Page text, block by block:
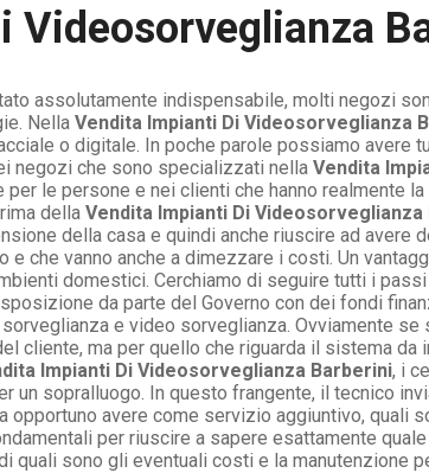
Videosorveglianza
assolutamente indispensabile, molti negozi
Nella Vendita Impianti Di Videosorveglianza
o digitale. In poche parole possiamo avere
negozi che sono specializzati nella Vendita
le persone e nei clienti che hanno realmente
della Vendita Impianti Di Videosorveglianza
della casa e quindi anche riuscire ad avere
che vanno anche a dimezzare i costi. Un
domestici. Cerchiamo di seguire tutti i
da parte del Governo con dei fondi
e video sorveglianza. Ovviamente se
cliente, ma per quello che riguarda il sistema da
Impianti Di Videosorveglianza Barberini, i
sopralluogo. In questo frangente, il tecnico
avere come servizio aggiuntivo, quali
per riuscire a sapere esattamente
sono gli eventuali costi e la manutenzione